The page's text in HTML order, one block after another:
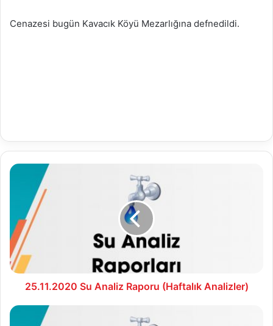
Cenazesi bugün Kavacık Köyü Mezarlığına defnedildi.
25.11.2020
Raporu
(Haftalık
Analizler)
25.11.2020 Su Analiz Raporu (Haftalık Analizler)
26.11.2020